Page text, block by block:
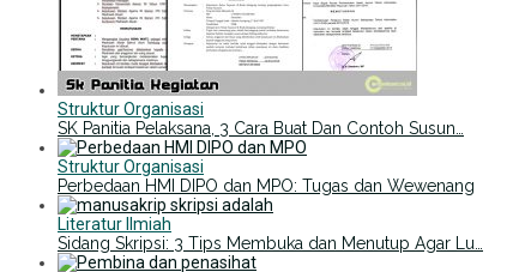
Struktur Organisasi
SK Panitia Pelaksana, 3 Cara Buat Dan Contoh Susun…
Struktur Organisasi
Perbedaan HMI DIPO dan MPO: Tugas dan Wewenang
Literatur Ilmiah
Sidang Skripsi: 3 Tips Membuka dan Menutup Agar Lu…